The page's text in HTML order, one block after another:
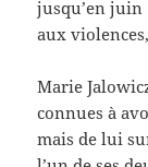
jusqu’en juin
aux
Marie
connues à
mais de lui